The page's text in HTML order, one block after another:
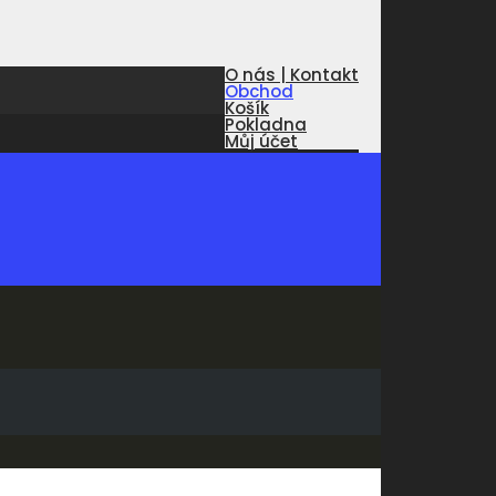
O nás | Kontakt
Obchod
Košík
Pokladna
Můj účet